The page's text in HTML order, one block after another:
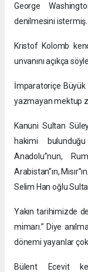
George
denilmesini istermiş.
Kristof Kolomb
unvanını açıkça
İmparatoriçe Büyük
yazmayan mektup
Kanuni Sultan
hakimi
Anadolu”nun,
Arabistan”ın,
Selim Han oğlu
Yakın tarihimizde
mimarı.” Diye
dönemi yayanlar çok
Bülent Ecevit